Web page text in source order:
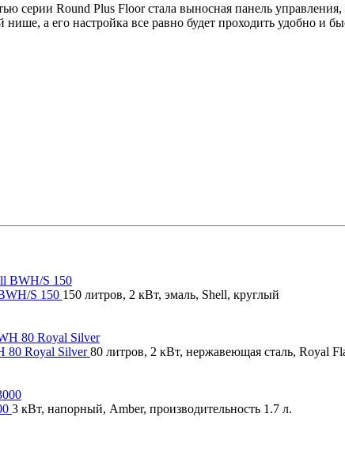
серии Round Plus Floor стала выносная панель
а его настройка все равно будет проходить удобно и
S 150 150 литров, 2 кВт, эмаль, Shell, круглый
80 Royal Silver80 литров, 2 кВт, нержавеющая сталь, Royal
3 кВт, напорный, Amber, производительность 1.7 л.